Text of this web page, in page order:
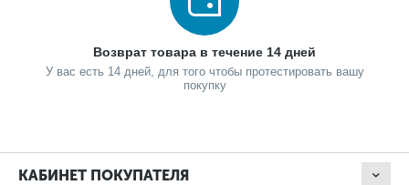
Возврат товара в течение 14 дней
У вас есть 14 дней, для того чтобы протестировать вашу
покупку
КАБИНЕТ ПОКУПАТЕЛЯ